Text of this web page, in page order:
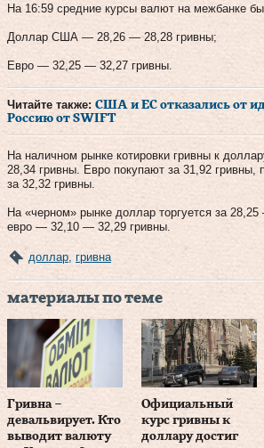
На 16:59 средние курсы валют на межбанке
Доллар США — 28,26 — 28,28 гривны;
Евро — 32,25 — 32,27 гривны.
Читайте также: США и ЕС отказались от
Россию от SWIFT
На наличном рынке котировки гривны к
28,34 гривны. Евро покупают за 31,92 гривны,
за 32,32 гривны.
На «черном» рынке доллар торгуется за
евро — 32,10 — 32,29 гривны.
доллар гривна
материалы по теме
Гривна –
девальвирует. Кто
выводит валюту
Официальный
курс гривны к
доллару достиг